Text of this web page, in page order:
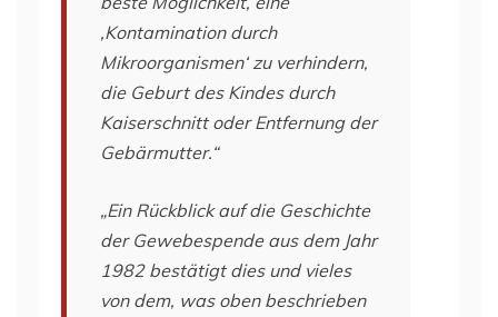
‚Kontamination durch
Mikroorganismen‘ zu verhindern,
die Geburt des Kindes durch
Kaiserschnitt oder Entfernung der
Gebärmutter.“
„Ein Rückblick auf die Geschichte
der Gewebespende aus dem Jahr
1982 bestätigt dies und vieles
von dem, was oben beschrieben